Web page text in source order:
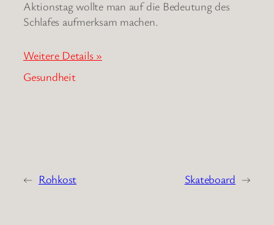
Aktionstag wollte man auf die Bedeutung des
Schlafes aufmerksam machen.
Weitere Details »
Gesundheit
← Rohkost Skateboard →